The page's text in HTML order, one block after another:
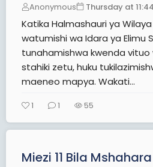
Anonymous Thursday at
Katika Halmashauri ya
watumishi wa Idara ya Elimu
tunahamishwa kwenda vituo
stahiki zetu, huku
maeneo mapya. Wakati...
1 1 55
Miezi 11 Bila